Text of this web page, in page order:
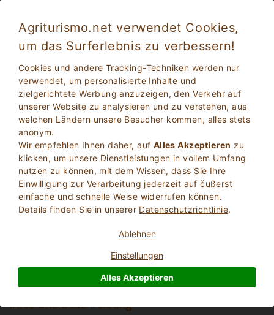
Agriturismo.net verwendet Cookies,
um das Surferlebnis zu verbessern!
Cookies und andere Tracking-Techniken werden nur
verwendet, um personalisierte Inhalte und
zielgerichtete Werbung anzuzeigen, den Verkehr auf
unserer Website zu analysieren und zu verstehen, aus
welchen Ländern unsere Besucher kommen, alles stets
anonym.
Wir empfehlen Ihnen daher, auf Alles Akzeptieren zu
klicken, um unsere Dienstleistungen in vollem Umfang
nutzen zu können, mit dem Wissen, dass Sie Ihre
Einwilligung zur Verarbeitung jederzeit auf čußerst
einfache und schnelle Weise widerrufen können.
Details finden Sie in unserer Datenschutzrichtlinie.
Ablehnen
Einstellungen
Alles Akzeptieren
Urlaub mit Kindern: Bauernhöfe mit Tieren
Apulien
2Erwachsene
0Kinder SUCHE
Infos und Beschreibung